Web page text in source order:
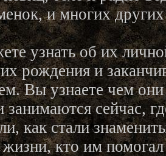
и многих
узнать об их
рождения и
Вы узнаете чем
занимаются сейчас,
как стали
кто им